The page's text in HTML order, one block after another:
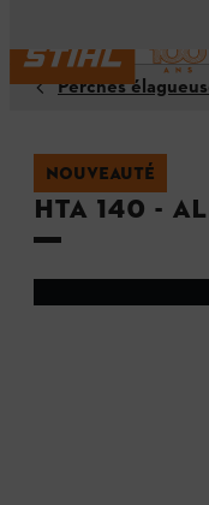
Perches
NOUVEAUTÉ
HTA 140 -